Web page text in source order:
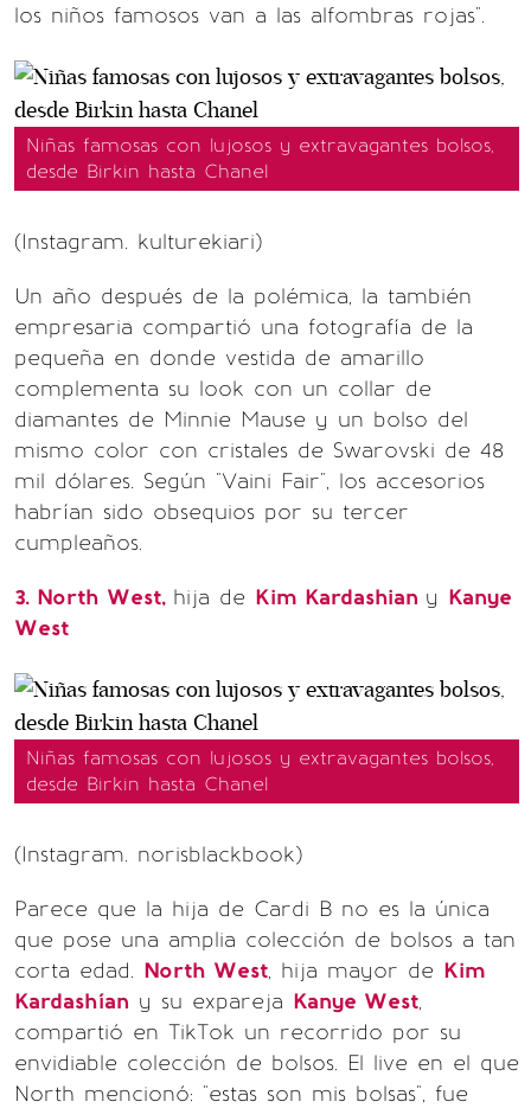
los niños famosos van a las alfombras rojas".
Niñas famosas con lujosos y extravagantes bolsos,
desde Birkin hasta Chanel
(Instagram. kulturekiari)
Un año después de la polémica, la también
empresaria compartió una fotografía de la
pequeña en donde vestida de amarillo
complementa su look con un collar de
diamantes de Minnie Mause y un bolso del
mismo color con cristales de Swarovski de 48
mil dólares. Según "Vaini Fair", los accesorios
habrían sido obsequios por su tercer
cumpleaños.
3. North West, hija de Kim Kardashian y Kanye
West
Niñas famosas con lujosos y extravagantes bolsos,
desde Birkin hasta Chanel
(Instagram. norisblackbook)
Parece que la hija de Cardi B no es la única
que pose una amplia colección de bolsos a tan
corta edad. North West, hija mayor de Kim
Kardashían y su expareja Kanye West,
compartió en TikTok un recorrido por su
envidiable colección de bolsos. El live en el que
North mencionó: "estas son mis bolsas", fue